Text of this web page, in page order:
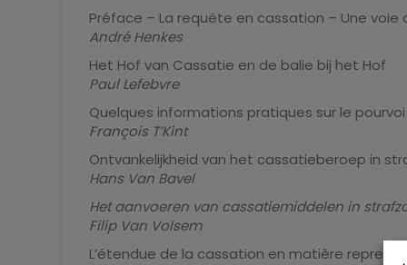
Préface – La requête en cassation – Une
André Henkes
Het Hof van Cassatie en de balie bij het Hof
PaulLefebvre
Quelques informations pratiques sur le
François T’Kint
Ontvankelijkheid van het cassatieberoep in
Hans Van Bavel
Het aanvoeren van cassatiemiddelen in
Filip Van Volsem
L’étendue de la cassation en matière repressive